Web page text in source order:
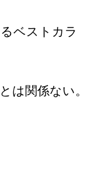
ベストカラ
は関係ない。